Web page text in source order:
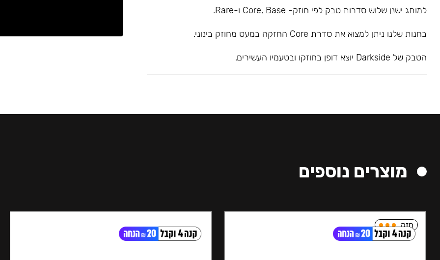
למותג ישנן שלוש סדרות טבק לפי חוזק- Core, Base ו-Rare.
בחנות שלנו ניתן למצוא את סדרת Core החזקה במעט מחוזק בינוני.
הטבק של Darkside יוצא דופן בחוזקו ובטעמיו העשירים.
מוצרים נוספים
חזק